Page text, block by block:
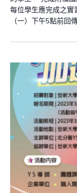
每位學生應完成之實
（一）下午5點前回